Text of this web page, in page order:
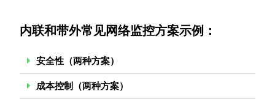
内联和带外常见网络监控方案示例：
安全性（两种方案）
成本控制（两种方案）